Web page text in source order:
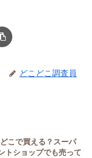
どこどこ調査員
こで買える？スーパ
トショップでも売って